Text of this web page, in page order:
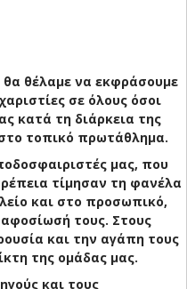
θα θέλαμε να εκφράσουμε
σε όλους όσοι
κατά τη διάρκεια της
τοπικό πρωτάθλημα.
μας, που
τίμησαν τη φανέλα
και στο προσωπικό,
τους. Στους
και την αγάπη τους
της ομάδας μας.
και τους